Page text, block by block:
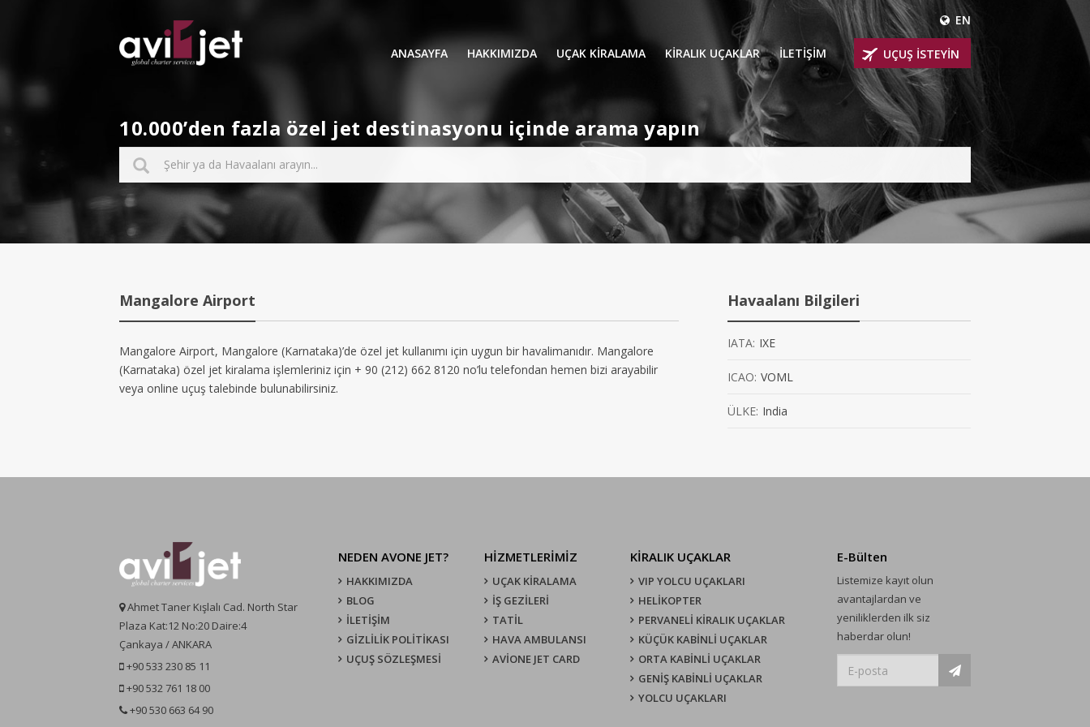
EN
ANASAYFA HAKKIMIZDA UÇAK KİRALAMA
İŞ GEZİLERİ TATİL
AVİONE JET CARD
KIRALIK UÇAKLAR
VIP YOLCU UÇAKLARI
HELİKOPTER
KÜÇÜK KABİNLİ UÇAKLAR
ORTA KABİNLİ UÇAKLAR
YOLCU UÇAKLARI
İLETİŞİM UÇUŞ İSTEYİN
10.000’den fazla özel jet destinasyonu içinde arama yapın
Mangalore Airport
Mangalore Airport, Mangalore (Karnataka)’de özel jet kullanımı için uygun bir havalimanıdır. Mangalore
(Karnataka) özel jet kiralama işlemleriniz için + 90 (212) 662 8120 no’lu telefondan hemen bizi arayabilir
veya online uçuş talebinde bulunabilirsiniz.
Havaalanı Bilgileri
IATA: IXE
ICAO: VOML
ÜLKE: India
Ahmet Taner Kışlalı Cad. North Star
Plaza Kat:12 No:20 Daire:4
Çankaya / ANKARA
+90 533 230 85 11
+90 532 761 18 00
+90 530 663 64 90
NEDEN AVONE JET?
HAKKIMIZDA
BLOG
İLETİŞİM
GİZLİLİK POLİTİKASI
UÇUŞ SÖZLEŞMESI
HİZMETLERİMİZ
UÇAK KIRALAMA
İŞ GEZİLERİ
TATİL
HAVA AMBULANSI
AVİONE JET CARD
KIRALIK UÇAKLAR
VIP YOLCU UÇAKLARI
HELİKOPTER
PERVANELİ KİRALIK UÇAKLAR
KÜÇÜK KABİNLİ UÇAKLAR
ORTA KABİNLİ UÇAKLAR
GENİŞ KABİNLİ UÇAKLAR
YOLCU UÇAKLARI
E-Bülten
Listemize kayıt olun
avantajlardan ve
yeniliklerden ilk siz
haberdar olun!